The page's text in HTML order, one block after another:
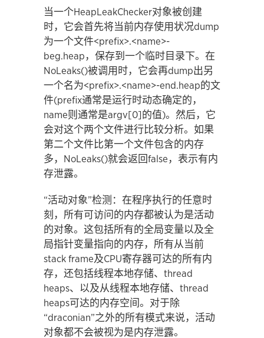
当一个HeapLeakChecker对象被创建
时，它会首先将当前内存使用状况dump
为一个文件<prefix>.<name>-
beg.heap，保存到一个临时目录下。在
NoLeaks()被调用时，它会再dump出另
一个名为<prefix>.<name>-end.heap的文
件(prefix通常是运行时动态确定的，
name则通常是argv[0]的值)。然后，它
会对这个两个文件进行比较分析。如果
第二个文件比第一个文件包含的内存
多，NoLeaks()就会返回false，表示有内
存泄露。
“活动对象”检测：在程序执行的任意时
刻，所有可访问的内存都被认为是活动
的对象。这包括所有的全局变量以及全
局指针变量指向的内存，所有从当前
stack frame及CPU寄存器可达的所有内
存，还包括线程本地存储、thread
heaps、以及从线程本地存储、thread
heaps可达的内存空间。对于除
“draconian”之外的所有模式来说，活动
对象都不会被视为是内存泄露。